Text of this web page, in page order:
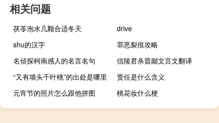
相关问题
茯苓泡水几颗合适冬天
drive
shu的汉字
罪恶裂痕攻略
名侦探柯南感人的名言名句
信陵君杀晋鄙文言文翻译
“又有墙头千叶桃”的出处是哪里
责任是什么含义
元宵节的照片怎么跟他拼图
桃花妆什么梗